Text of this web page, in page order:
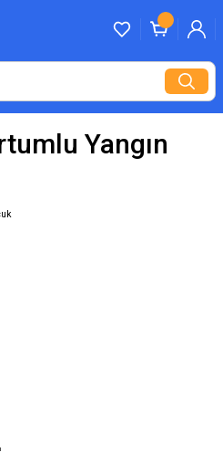
Yangın